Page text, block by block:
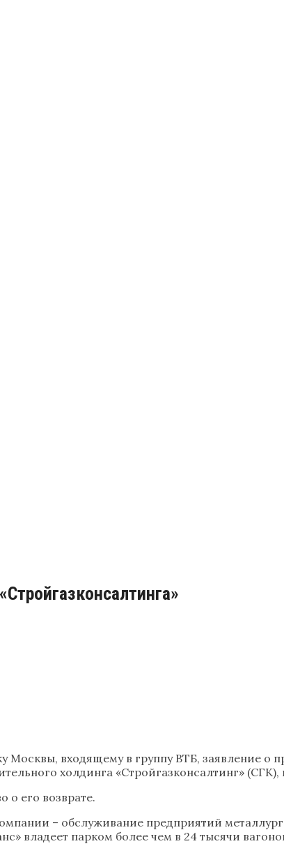
Москвы, входящему в группу ВТБ, заявление о
холдинга «Стройгазконсалтинг»
о его возврате.
– обслуживание предприятий
владеет парком более чем в 24 тысячи